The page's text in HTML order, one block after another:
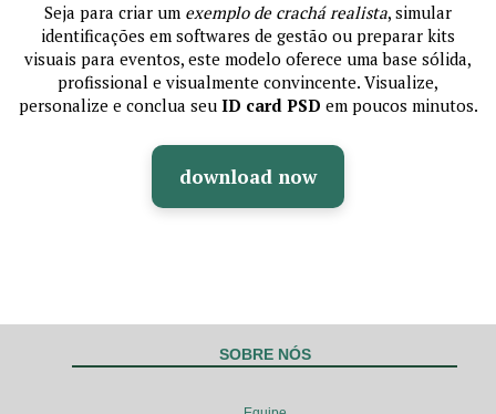
Seja para criar um exemplo de crachá realista, simular
identificações em softwares de gestão ou preparar kits
visuais para eventos, este modelo oferece uma base sólida,
profissional e visualmente convincente. Visualize,
personalize e conclua seu ID card PSD em poucos minutos.
download now
SOBRE NÓS